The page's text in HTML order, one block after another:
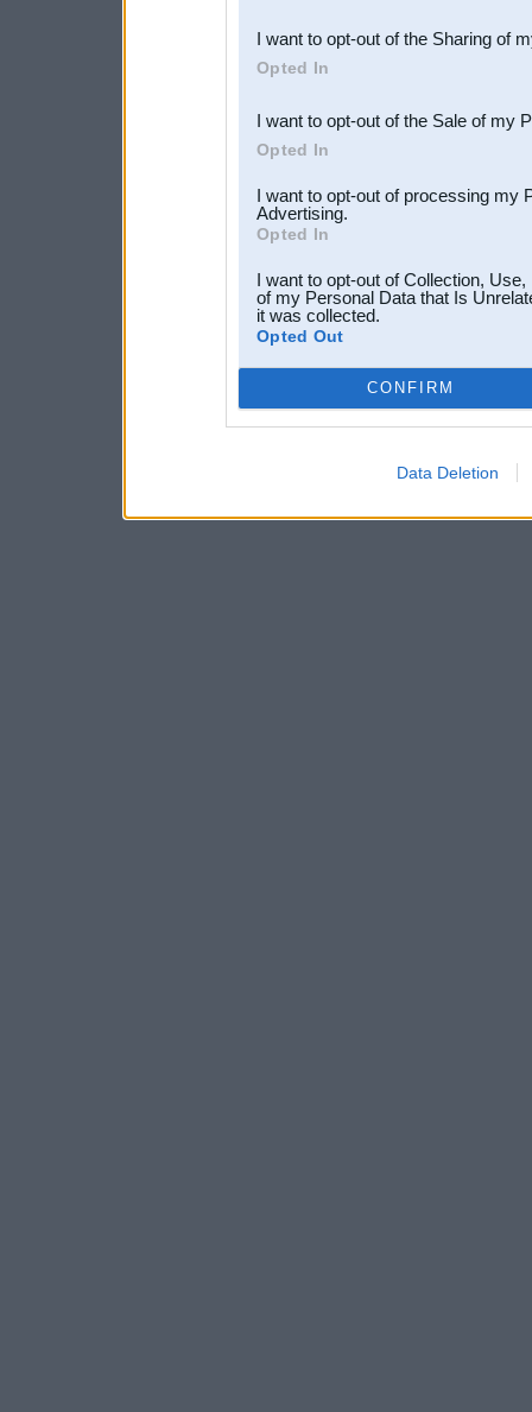
Downstream Participants
third parties.
I want to opt-out of the Sharing of
Opted In
I want to opt-out of the Sale of my
Opted In
I want to opt-out of processing my
Advertising.
Opted In
I want to opt-out of Collection,
of my Personal Data that Is
it was collected.
Opted Out
CONFIRM
Data Deletion